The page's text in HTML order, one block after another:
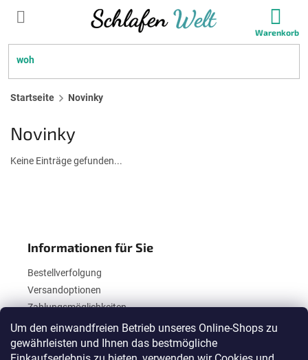
Um den einwandfreien Betrieb unseres Online-Shops zu
gewährleisten und Ihnen das bestmögliche
Startseite Novinky
Novinky
Keine Einträge gefunden...
e
Informationen für Sie
Bestellverfolgung
Versandoptionen
Zahlungsmöglichkeiten
Reklamationen und Rücksendungen
Kontakt